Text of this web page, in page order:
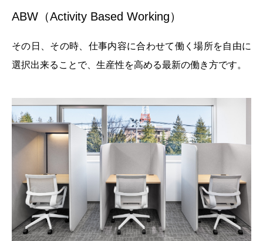
ABW（Activity Based Working）
その日、その時、仕事内容に合わせて働く場所を自由に
選択出来ることで、生産性を高める最新の働き方です。